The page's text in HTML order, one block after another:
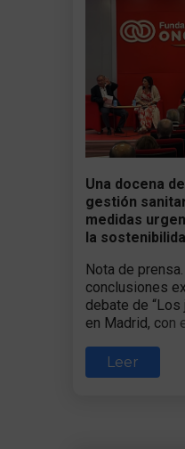
Una docena
gestión
medidas
la
Nota de
conclusiones
debate de “Los
en Madrid, con
estratégicas y
sanitario”.
Leer